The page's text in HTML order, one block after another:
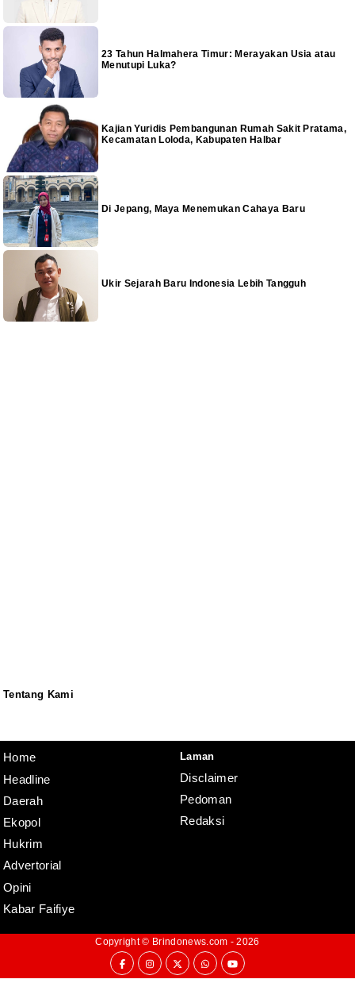
23 Tahun Halmahera Timur: Merayakan Usia atau
Menutupi Luka?
Kajian Yuridis Pembangunan Rumah Sakit Pratama,
Kecamatan Loloda, Kabupaten Halbar
Di Jepang, Maya Menemukan Cahaya Baru
Ukir Sejarah Baru Indonesia Lebih Tangguh
Tentang Kami
Home
Headline
Daerah
Ekopol
Hukrim
Advertorial
Opini
Kabar Faifiye
Laman
Disclaimer
Pedoman
Redaksi
Copyright © Brindonews.com - 2026